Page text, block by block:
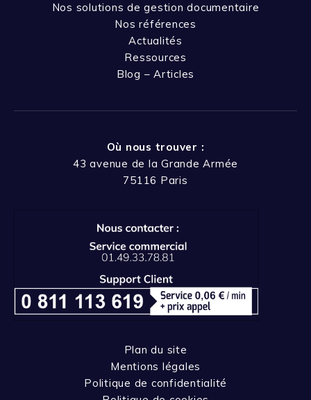
Nos solutions de gestion documentaire
Nos références
Actualités
Ressources
Blog – Articles
Où nous trouver :
43 avenue de la Grande Armée
75116 Paris
Plan du site
Mentions légales
Politique de confidentialité